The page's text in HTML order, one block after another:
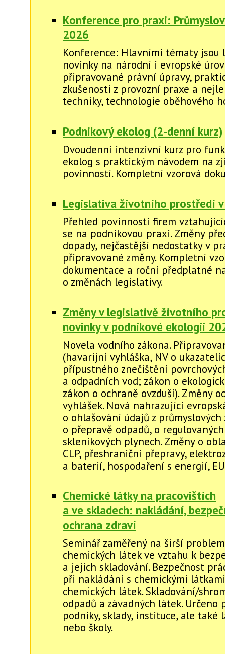
Konference pro praxi:
2026
Konference: Hlavními tématy
novinky na národní i evropské
připravované právní úpravy,
zkušenosti z provozní praxe a
techniky, technologie oběhového
Podnikový ekolog (2-denní kurz)
Dvoudenní intenzivní kurz pro
ekolog s praktickým návodem na
povinností. Kompletní vzorová
Legislativa životního prostředí
Přehled povinností firem
se na podnikovou praxi. Změny
dopady, nejčastější nedostatky v
připravované změny. Kompletní
dokumentace a roční předplatné
o změnách legislativy.
Změny v legislativě životního
novinky v podnikové ekologii
Novela vodního zákona.
(havarijní vyhláška, NV o
přípustného znečištění
a odpadních vod; zákon o
zákon o ochraně ovzduší). Změny
vyhlášek. Nová nahrazující
o ohlašování údajů z průmyslových
o přepravě odpadů, o
skleníkových plynech. Změny o
CLP, přeshraniční přepravy,
a baterií, hospodaření s energií,
Chemické látky na pracovištích
a ve skladech: nakládání,
ochrana zdraví
Seminář zaměřený na širší
chemických látek ve vztahu k
a jejich skladování. Bezpečnost
při nakládání s chemickými
chemických látek. Skladování/
odpadů a závadných látek. Určeno
podniky, sklady, instituce, ale také
nebo školy.